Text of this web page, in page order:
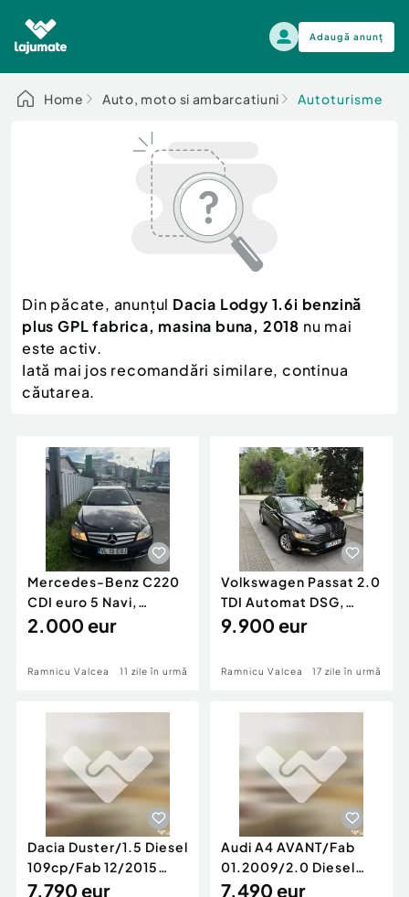
Adaugă anunț
Alege categoria
Auto, moto si ambarcatiuni
Electronice si electrocasnice
Mama si copilul
Moda si frumusete
Sport, timp liber, arta
Agro si Industrie
Animale de companie
Afaceri și echipamente profesionale
Inchiriere Bunuri si Vehicule
Auto, moto si ambarcatiuni
Scutere - ATV - UTV
Autoutilitare
Ambarcatiuni
Camioane - Rulote - Remorci
Motociclete
Piese auto si accesorii
Dacia Duster
Home Auto, moto si ambarcatiuni Autoturisme
Din păcate, anunțul Dacia Lodgy 1.6i benzină
plus GPL fabrica, masina buna, 2018 nu mai
este activ.
Iată mai jos recomandări similare, continua
căutarea.
Mercedes-Benz C220
CDI euro 5 Navi,
Xenon, Senzori, 2010
2.000 eur
Ramnicu Valcea 11 zile în urmă
Volkswagen Passat 2.0
TDI Automat DSG,
Navi, Panoramic, 2019
9.900 eur
Ramnicu Valcea 17 zile în urmă
Dacia Duster/1.5 Diesel
109cp/Fab 12/2015
/Euro 5/GARANTIE 12
7.790 eur
Audi A4 AVANT/Fab
01.2009/2.0 Diesel
140cp/Posibilitate
7.490 eur